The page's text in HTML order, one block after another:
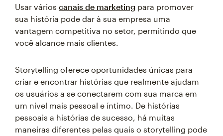
Usar vários canais de marketing para promover
sua história pode dar à sua empresa uma
vantagem competitiva no setor, permitindo que
você alcance mais clientes.
Storytelling oferece oportunidades únicas para
criar e encontrar histórias que realmente ajudam
os usuários a se conectarem com sua marca em
um nível mais pessoal e íntimo. De histórias
pessoais a histórias de sucesso, há muitas
maneiras diferentes pelas quais o storytelling pode